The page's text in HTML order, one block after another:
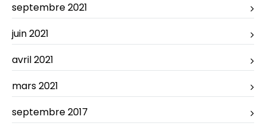
septembre 2021
juin 2021
avril 2021
mars 2021
septembre 2017